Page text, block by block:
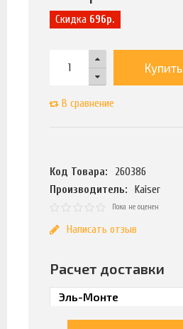
Скидка 696р.
Купить
В сравнение
Код Товара:
260386
Производитель:
Kaiser
Пока не оценен
Написать отзыв
Расчет доставки